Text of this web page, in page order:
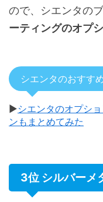
ので、シエンタの
ーティングのオプ
シエンタのおすす
▶シエンタのオプシ
ンもまとめてみた
3位 シルバーメ